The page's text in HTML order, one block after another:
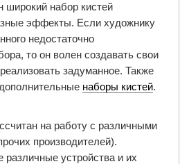
широкий набор кистей
эффекты. Если художнику
недостаточно
то он волен создавать свои
задуманное. Также
наборы кистей.
на работу с различными
производителей).
устройства и их